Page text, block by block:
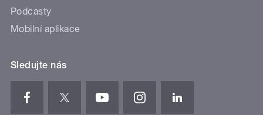
Podcasty
Mobilní aplikace
Sledujte nás